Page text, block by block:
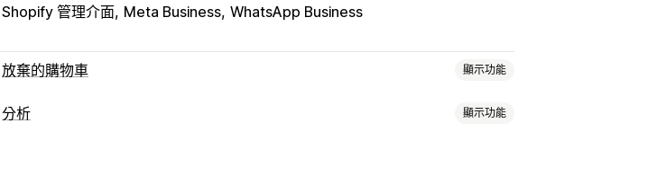
Shopify 管理介面 Meta Business WhatsApp Business
放棄的購物車 顯示功能
購物車提醒
分析 顯示功能